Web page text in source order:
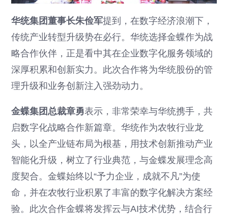
华统集团董事长朱俭军提到，在数字经济浪潮下，
传统产业转型升级势在必行。华统选择金蝶作为战
略合作伙伴，正是看中其在企业数字化服务领域的
深厚积累和创新实力。此次合作将为华统股份的管
理升级和业务创新注入强劲动力。
金蝶集团总裁章勇表示，非常荣幸与华统携手，共
启数字化战略合作新篇章。华统作为农牧行业龙
头，以全产业链布局为根基，用技术创新推动产业
智能化升级，树立了行业典范，与金蝶发展理念高
度契合。金蝶始终以“予力企业，成就不凡”为使
命，并在农牧行业积累了丰富的数字化解决方案经
验。此次合作金蝶将发挥云与AI技术优势，结合行